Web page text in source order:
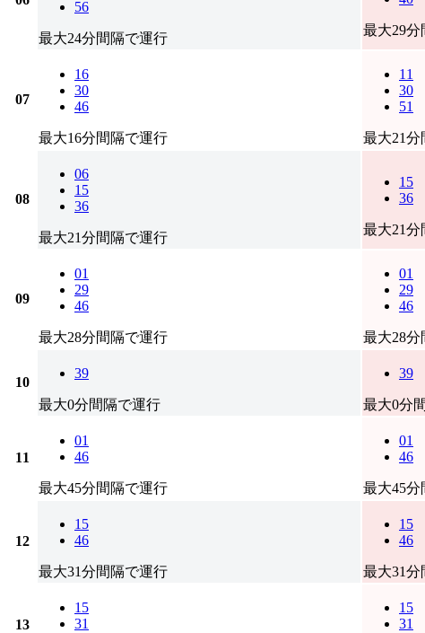
56
最大24分間隔で運行
最大29
07
16
30
46
最大16分間隔で運行
11
30
51
最大21
08
06
15
36
最大21分間隔で運行
15
36
最大21
09
01
29
46
最大28分間隔で運行
01
29
46
最大28
10
39
最大0分間隔で運行
39
最大0分
11
01
46
最大45分間隔で運行
01
46
最大45
12
15
46
最大31分間隔で運行
15
46
最大31
13
15
31
15
31